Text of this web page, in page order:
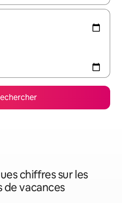
chiffres sur les
de vacances